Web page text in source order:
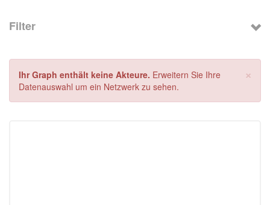
Filter
×
Ihr Graph enthält keine Akteure. Erweitern Sie Ihre
Datenauswahl um ein Netzwerk zu sehen.